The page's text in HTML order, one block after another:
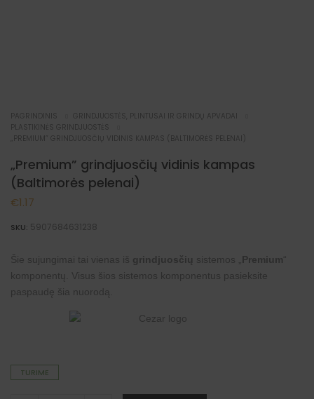
PAGRINDINIS
GRINDJUOSTĖS, PLINTUSAI IR GRINDŲ APVADAI
PLASTIKINĖS GRINDJUOSTĖS
„PREMIUM” GRINDJUOSČIŲ VIDINIS KAMPAS (BALTIMORĖS PELENAI)
„Premium” grindjuosčių vidinis kampas
(Baltimorės pelenai)
€1.17
SKU: 5907684631238
Šie sujungimai tai vienas iš grindjuosčių sistemos „ Premium “
komponentų. Visus šios sistemos komponentus pasieksite
paspaudę šia nuorodą
TURIME